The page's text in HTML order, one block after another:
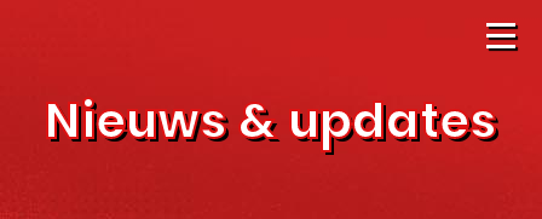
Nieuws & updates